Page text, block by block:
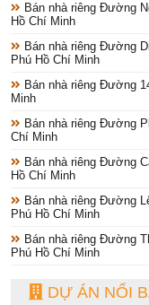
Bán nhà riêng Đường
Hồ Chí Minh
Bán nhà riêng Đường
Phú Hồ Chí Minh
Bán nhà riêng Đường
Minh
Bán nhà riêng Đường
Chí Minh
Bán nhà riêng Đường
Hồ Chí Minh
Bán nhà riêng Đường
Phú Hồ Chí Minh
Bán nhà riêng Đường
Phú Hồ Chí Minh
DỰ ÁN NỔI